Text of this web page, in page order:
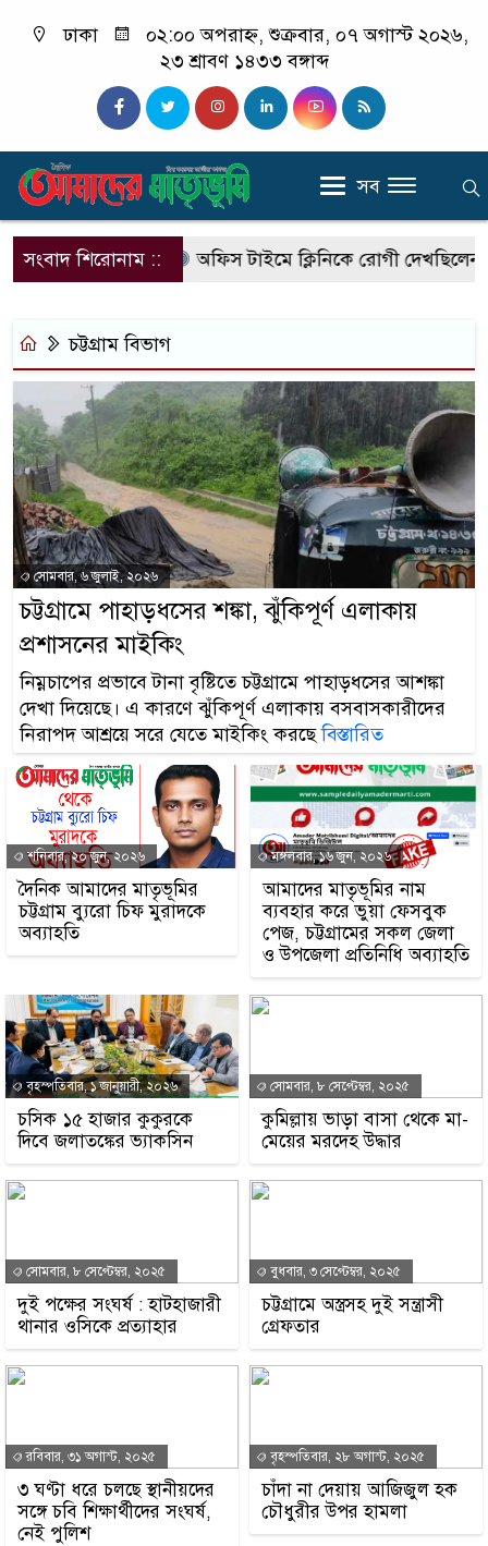
ঢাকা
০২:০০ অপরাহ্ন, শুক্রবার, ০৭ অগাস্ট ২০২৬,
২৩ শ্রাবণ ১৪৩৩ বঙ্গাব্দ
সব
সংবাদ শিরোনাম ::
আসছে এসআরবি অফিস টাইমে ক্লিনিকে রোগী দেখছিলেন
চট্টগ্রাম বিভাগ
সোমবার, ৬ জুলাই, ২০২৬
চট্টগ্রামে পাহাড়ধসের শঙ্কা, ঝুঁকিপূর্ণ এলাকায়
প্রশাসনের মাইকিং
নিম্নচাপের প্রভাবে টানা বৃষ্টিতে চট্টগ্রামে পাহাড়ধসের আশঙ্কা
দেখা দিয়েছে। এ কারণে ঝুঁকিপূর্ণ এলাকায় বসবাসকারীদের
নিরাপদ আশ্রয়ে সরে যেতে মাইকিং করছেবিস্তারিত
শনিবার, ২০ জুন, ২০২৬
দৈনিক আমাদের মাতৃভূমির
চট্টগ্রাম ব্যুরো চিফ মুরাদকে
অব্যাহতি
মঙ্গলবার, ১৬ জুন, ২০২৬
আমাদের মাতৃভূমির নাম
ব্যবহার করে ভুয়া ফেসবুক
পেজ, চট্টগ্রামের সকল জেলা
ও উপজেলা প্রতিনিধি অব্যাহতি
বৃহস্পতিবার, ১ জানুয়ারী, ২০২৬
চসিক ১৫ হাজার কুকুরকে
দিবে জলাতঙ্কের ভ্যাকসিন
সোমবার, ৮ সেপ্টেম্বর, ২০২৫
কুমিল্লায় ভাড়া বাসা থেকে মা-
মেয়ের মরদেহ উদ্ধার
সোমবার, ৮ সেপ্টেম্বর, ২০২৫
দুই পক্ষের সংঘর্ষ : হাটহাজারী
থানার ওসিকে প্রত্যাহার
বুধবার, ৩ সেপ্টেম্বর, ২০২৫
চট্টগ্রামে অস্ত্রসহ দুই সন্ত্রাসী
গ্রেফতার
রবিবার, ৩১ অগাস্ট, ২০২৫
৩ ঘণ্টা ধরে চলছে স্থানীয়দের
সঙ্গে চবি শিক্ষার্থীদের সংঘর্ষ,
নেই পুলিশ
বৃহস্পতিবার, ২৮ অগাস্ট, ২০২৫
চাঁদা না দেয়ায় আজিজুল হক
চৌধুরীর উপর হামলা